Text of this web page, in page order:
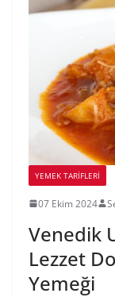
YEMEK TARİFLERİ
07 Ekim 2024
Venedik
Lezzet
Yemeği